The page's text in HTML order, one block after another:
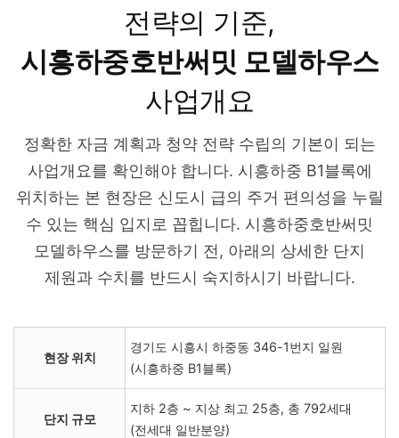
전략의 기준,
시흥하중호반써밋 모델하우스
사업개요
정확한 자금 계획과 청약 전략 수립의 기본이 되는
사업개요를 확인해야 합니다. 시흥하중 B1블록에
위치하는 본 현장은 신도시 급의 주거 편의성을 누릴
수 있는 핵심 입지로 꼽힙니다. 시흥하중호반써밋
모델하우스를 방문하기 전, 아래의 상세한 단지
제원과 수치를 반드시 숙지하시기 바랍니다.
현장 위치
경기도 시흥시 하중동 346-1번지 일원
(시흥하중 B1블록)
단지 규모
지하 2층 ~ 지상 최고 25층, 총 792세대
(전세대 일반분양)